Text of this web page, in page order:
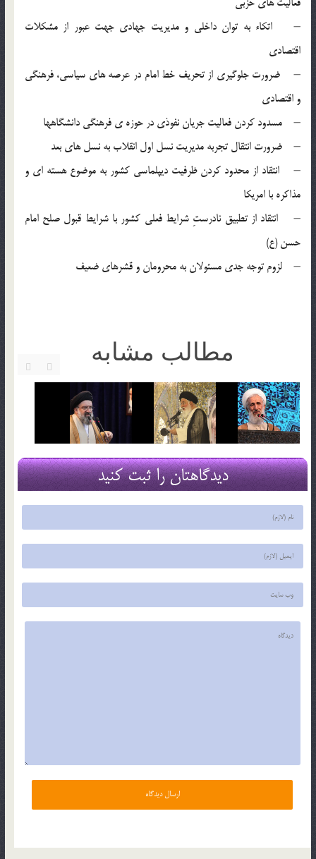
– اتکاء به توان داخلی و مدیریت جهادی جهت عبور از مشکلات
اقتصادی
– ضرورت جلوگیری از تحریف خط امام در عرصه های سیاسی، فرهنگی
و اقتصادی
– مسدود کردن فعالیت جریان نفوذی در حوزه ی فرهنگی دانشگاهها
– ضرورت انتقال تجربه مدیریت نسل اول انقلاب به نسل های بعد
– انتقاد از محدود کردن ظرفیت دیپلماسی کشور به موضوع هسته ای و
مذاکره با امریکا
– انتقاد از تطبیق نادرستِ شرایط فعلی کشور با شرایط قبول صلح امام
حسن (ع)
– لزوم توجه جدی مسئولان به محرومان و قشرهای ضعیف
مطالب مشابه
دیدگاهتان را ثبت کنید